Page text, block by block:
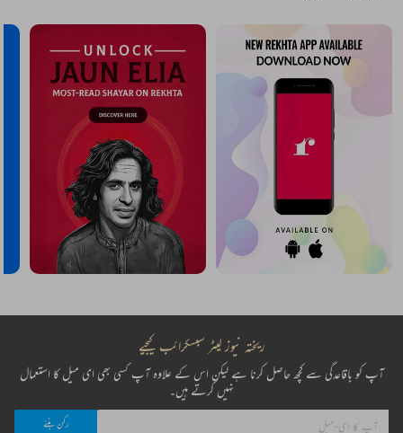
ریختہ نیوز لیٹر سبسکرائب کیجیے
آپ کو باقاعدگی سے کچھ حاصل کرنا ہے لیکن اس کے علاوہ آپ کسی بھی ای میل کا استعمال
نہیں کرتے ہیں۔